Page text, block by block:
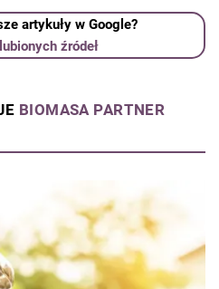
artykuły w Google?
źródeł
BIOMASA PARTNER